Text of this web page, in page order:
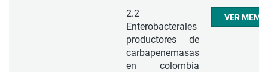
2.2
Enterobacterales
productores de
carbapenemasas
en colombia
VER